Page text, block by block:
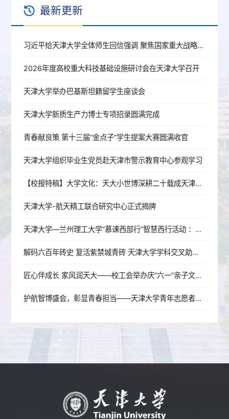
最新更新
习近平给天津大学全体师生回信强调 聚焦国家重大战略需求提高人才培养质量 更好服务经济社会发展
2026年度高校重大科技基础设施研讨会在天津大学召开
天津大学举办巴基斯坦籍留学生座谈会
天津大学新质生产力博士专项招录圆满完成
青春献良策 第十三届“金点子”学生提案大赛圆满收官
天津大学组织毕业生党员赴天津市警示教育中心参观学习
【校报特稿】大学文化：天大小世博深耕二十载成天津名片
天津大学-航天精工联合研究中心正式揭牌
天津大学—兰州理工大学“慕课西部行”智慧西行活动 ：津陇并肩，共研工程图学教学新范式
解码六百年砖史 复活紫禁城青砖 天津大学学科交叉助力临清贡砖非遗传承
匠心伴成长 家风润天大——校工会举办庆“六一”亲子文化实践活动
护航智博盛会，彰显青春担当——天津大学青年志愿者助力2026世界智能产业博览会